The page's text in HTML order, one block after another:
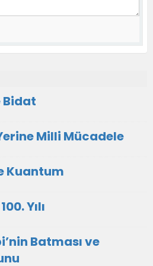
Bidat
Milli Mücadele
Kuantum
Yılı
Batması ve